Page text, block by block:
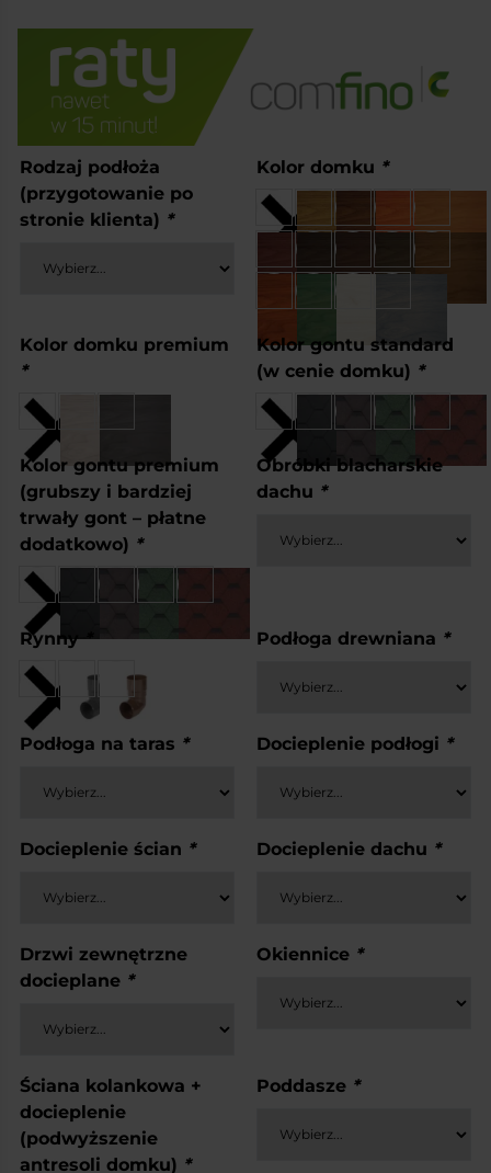
Rodzaj podłoża
(przygotowanie po
stronie klienta) *
Kolor domku *
Kolor domku premium
*
Kolor gontu standard
(w cenie domku) *
Kolor gontu premium
(grubszy i bardziej
trwały gont – płatne
dodatkowo) *
Obróbki blacharskie
dachu *
Rynny* Podłoga drewniana *
Podłoga na taras * Docieplenie podłogi *
Docieplenie ścian * Docieplenie dachu *
Drzwi zewnętrzne
docieplane *
Okiennice *
Ściana kolankowa +
docieplenie
(podwyższenie
antresoli domku) *
Poddasze *